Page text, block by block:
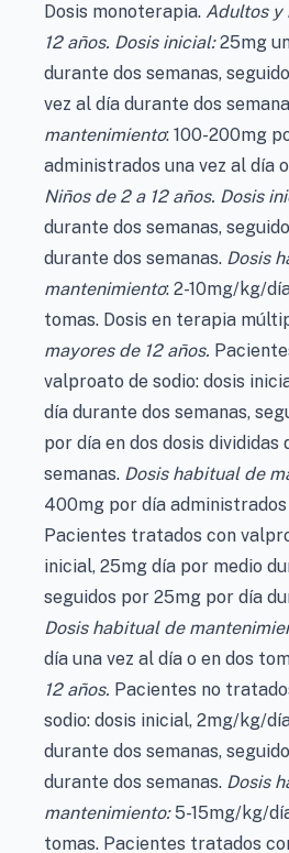
Dosis monoterapia. Adultos y
12 años. Dosis inicial:25mg
durante dos semanas,
vez al día durante dos
mantenimiento: 100-200mg
administrados una vez al día
Niños de 2 a 12 años. Dosis
durante dos semanas,
durante dos semanas. Dosis
mantenimiento: 2-10mg/kg/
tomas. Dosis en terapia
mayores de 12 años.
valproato de sodio: dosis
día durante dos semanas,
por día en dos dosis divididas
semanas. Dosis habitual de
400mg por día administrados
Pacientes tratados con
inicial, 25mg día por medio
seguidos por 25mg por día
Dosis habitual de
día una vez al día o en dos
12 años. Pacientes no
sodio: dosis inicial, 2mg/kg/
durante dos semanas,
durante dos semanas. Dosis
mantenimiento:5-15mg/kg/
tomas. Pacientes tratados